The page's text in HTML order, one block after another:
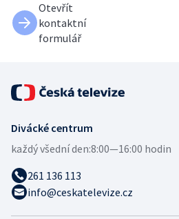
Otevřít
kontaktní
formulář
Divácké centrum
každý všední den:8:00—16:00 hodin
261 136 113
info@ceskatelevize.cz